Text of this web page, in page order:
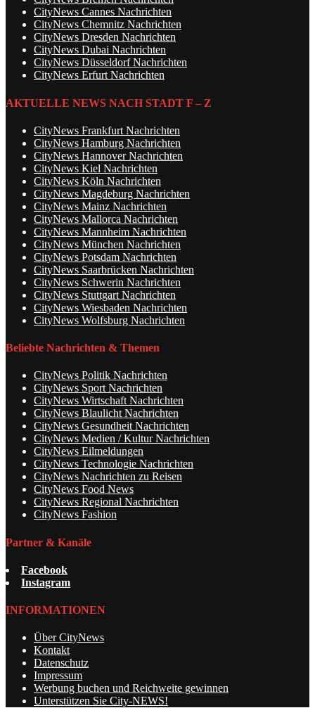
CityNews Cannes Nachrichten
CityNews Chemnitz Nachrichten
CityNews Dresden Nachrichten
CityNews Dubai Nachrichten
CityNews Düsseldorf Nachrichten
CityNews Erfurt Nachrichten
AKTUELLE NEWS NACH STADT F – Z
CityNews Frankfurt Nachrichten
CityNews Hamburg Nachrichten
CityNews Hannover Nachrichten
CityNews Kiel Nachrichten
CityNews Köln Nachrichten
CityNews Magdeburg Nachrichten
CityNews Mainz Nachrichten
CityNews Mallorca Nachrichten
CityNews Mannheim Nachrichten
CityNews München Nachrichten
CityNews Potsdam Nachrichten
CityNews Saarbrücken Nachrichten
CityNews Schwerin Nachrichten
CityNews Stuttgart Nachrichten
CityNews Wiesbaden Nachrichten
CityNews Wolfsburg Nachrichten
Beliebte Nachrichten & Themen
CityNews Politik Nachrichten
CityNews Sport Nachrichten
CityNews Wirtschaft Nachrichten
CityNews Blaulicht Nachrichten
CityNews Gesundheit Nachrichten
CityNews Medien / Kultur Nachrichten
CityNews Eilmeldungen
CityNews Technologie Nachrichten
CityNews Nachrichten zu Reisen
CityNews Food News
CityNews Regional Nachrichten
CityNews Fashion
Partner & Kanäle
Facebook
Instagram
INFORMATIONEN
Über CityNews
Kontakt
Datenschutz
Impressum
Werbung buchen und Reichweite gewinnen
Unterstützen Sie City-NEWS!